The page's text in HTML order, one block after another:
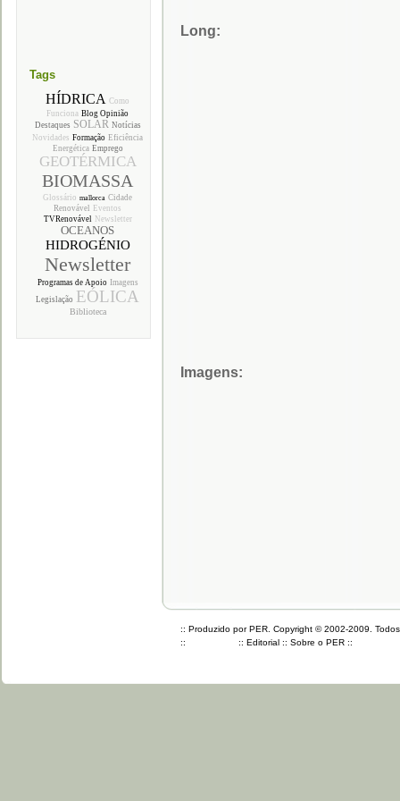
Tags
HÍDRICA Como
Funciona Blog Opinião
Destaques SOLAR Notícias
Novidades Formação Eficiência
Energética Emprego
GEOTÉRMICA
BIOMASSA
Glossário mallorca Cidade
Renovável
Eventos
TVRenovável Newsletter
OCEANOS
HIDROGÉNIO
Newsletter
Programas de Apoio Imagens
Legislação EÓLICA
Biblioteca
Long:
Imagens:
:: Produzido por PER. Copyright © 2002-2009.
::
:: Editorial :: Sobre o PER ::